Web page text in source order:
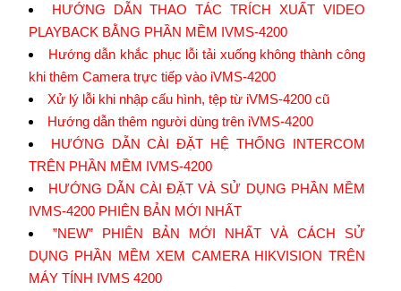
HƯỚNG DẪN THAO TÁC TRÍCH XUẤT VIDEO
PLAYBACK BẰNG PHẦN MỀM IVMS-4200
Hướng dẫn khắc phục lỗi tải xuống không thành công
khi thêm Camera trực tiếp vào iVMS-4200
Xử lý lỗi khi nhập cấu hình, tệp từ iVMS-4200 cũ
Hướng dẫn thêm người dùng trên iVMS-4200
HƯỚNG DẪN CÀI ĐẶT HỆ THỐNG INTERCOM
TRÊN PHẦN MỀM IVMS-4200
HƯỚNG DẪN CÀI ĐẶT VÀ SỬ DỤNG PHẦN MỀM
IVMS-4200 PHIÊN BẢN MỚI NHẤT
”NEW” PHIÊN BẢN MỚI NHẤT VÀ CÁCH SỬ
DỤNG PHẦN MỀM XEM CAMERA HIKVISION TRÊN
MÁY TÍNH IVMS 4200